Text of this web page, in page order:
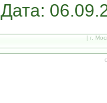
Дата:
| г.